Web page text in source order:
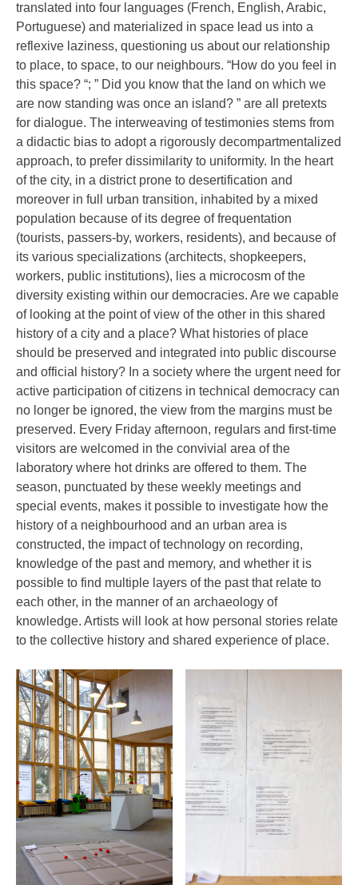
translated into four languages (French, English, Arabic,
Portuguese) and materialized in space lead us into a
reflexive laziness, questioning us about our relationship
to place, to space, to our neighbours. “How do you feel in
this space? “; ” Did you know that the land on which we
are now standing was once an island? ” are all pretexts
for dialogue. The interweaving of testimonies stems from
a didactic bias to adopt a rigorously decompartmentalized
approach, to prefer dissimilarity to uniformity. In the heart
of the city, in a district prone to desertification and
moreover in full urban transition, inhabited by a mixed
population because of its degree of frequentation
(tourists, passers-by, workers, residents), and because of
its various specializations (architects, shopkeepers,
workers, public institutions), lies a microcosm of the
diversity existing within our democracies. Are we capable
of looking at the point of view of the other in this shared
history of a city and a place? What histories of place
should be preserved and integrated into public discourse
and official history? In a society where the urgent need for
active participation of citizens in technical democracy can
no longer be ignored, the view from the margins must be
preserved. Every Friday afternoon, regulars and first-time
visitors are welcomed in the convivial area of the
laboratory where hot drinks are offered to them. The
season, punctuated by these weekly meetings and
special events, makes it possible to investigate how the
history of a neighbourhood and an urban area is
constructed, the impact of technology on recording,
knowledge of the past and memory, and whether it is
possible to find multiple layers of the past that relate to
each other, in the manner of an archaeology of
knowledge. Artists will look at how personal stories relate
to the collective history and shared experience of place.